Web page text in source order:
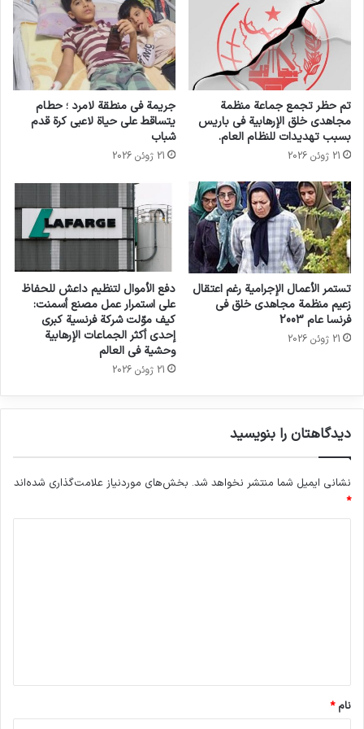
ترساناتها، ونشهد علامات مقلقة على حدوث سباق
تسلح جديد”.
وقال السيد أنطونيو غوتيريش إن هذه الأسلحة
ليست من مشاكل الأمس. “بل إنها لا تزال تشكل
خطرا نواجهه اليوم. وعلى الرغم مما أحرزناه من
تقدم، تظلّ البشرية قريبة على نحو غير مقبول من
الإبادة النووية”.
الأسلحة النووية غوتيريش
انسخ الرابط
تم حظر تجمع جماعة منظمة
مجاهدي خلق الإرهابية في باريس
بسبب تهديدات للنظام العام.
21 ژوئن 2026
جريمة في منطقة لامرد ؛ حطام
يتساقط على حياة لاعبي كرة قدم
شباب
21 ژوئن 2026
تستمر الأعمال الإجرامية رغم اعتقال
زعيم منظمة مجاهدي خلق في
فرنسا عام 2003
21 ژوئن 2026
دفع الأموال لتنظيم داعش للحفاظ
على استمرار عمل مصنع أسمنت:
كيف موّلت شركة فرنسية كبرى
إحدى أكثر الجماعات الإرهابية
وحشية في العالم
21 ژوئن 2026
دیدگاهتان را بنویسید
نشانی ایمیل شما منتشر نخواهد شد. بخش‌های موردنیاز علامت‌گذاری شده‌اند
*
نام*